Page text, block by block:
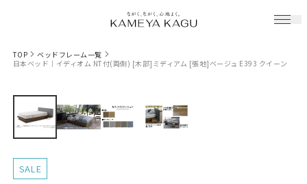
TOP
ベッドフレーム一覧
日本ベッド｜イディオム NT付(両側) [木部]ミディアム [張地]ベージュ E393 クイーン
SALE